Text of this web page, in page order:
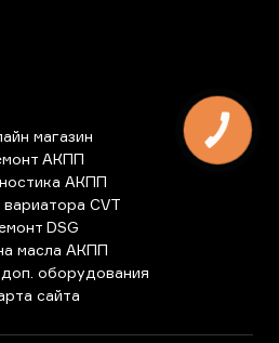
магазин
АКПП
АКПП
CVT
DSG
масла АКПП
оборудования
сайта
КНОПКА
ЗВ'ЯЗКУ